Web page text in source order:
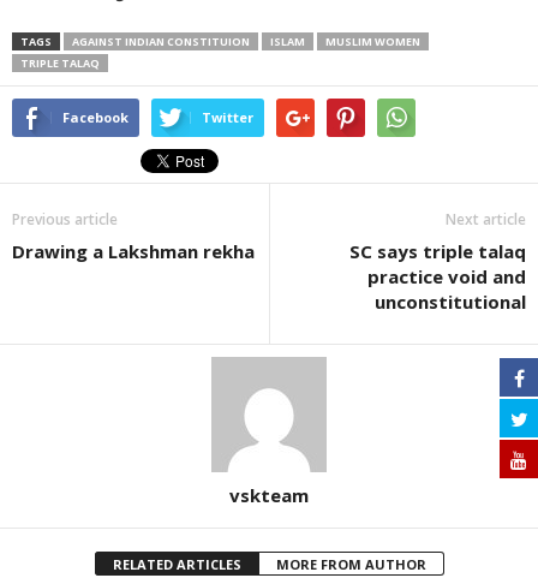
TAGS AGAINST INDIAN CONSTITUION ISLAM
MUSLIM WOMEN
TRIPLE TALAQ
Facebook Twitter
Previous article
Drawing a Lakshman rekha
Next article
SC says triple talaq
practice void and
unconstitutional
vskteam
RELATED ARTICLES MORE FROM AUTHOR